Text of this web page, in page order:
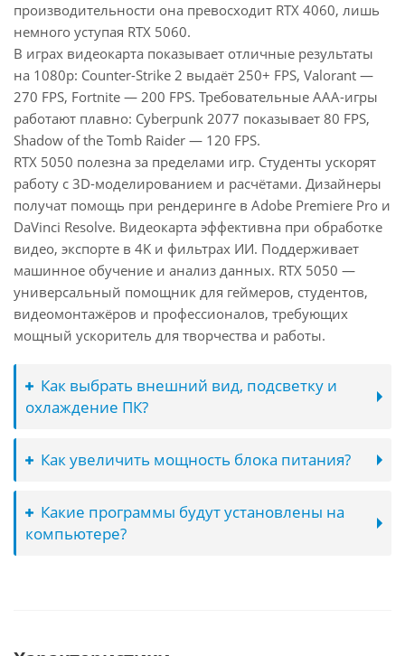
производительности она превосходит RTX 4060, лишь
немного уступая RTX 5060.
В играх видеокарта показывает отличные результаты
на 1080p: Counter-Strike 2 выдаёт 250+ FPS, Valorant —
270 FPS, Fortnite — 200 FPS. Требовательные AAA-игры
работают плавно: Cyberpunk 2077 показывает 80 FPS,
Shadow of the Tomb Raider — 120 FPS.
RTX 5050 полезна за пределами игр. Студенты ускорят
работу с 3D-моделированием и расчётами. Дизайнеры
получат помощь при рендеринге в Adobe Premiere Pro и
DaVinci Resolve. Видеокарта эффективна при обработке
видео, экспорте в 4K и фильтрах ИИ. Поддерживает
машинное обучение и анализ данных. RTX 5050 —
универсальный помощник для геймеров, студентов,
видеомонтажёров и профессионалов, требующих
мощный ускоритель для творчества и работы.
Как выбрать внешний вид, подсветку и
охлаждение ПК?
Как увеличить мощность блока питания?
Какие программы будут установлены на
компьютере?